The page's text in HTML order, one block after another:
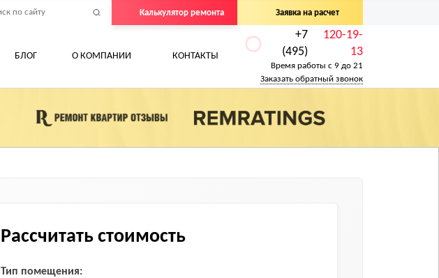
Калькулятор ремонта Заявка на расчет
БЛОГ О КОМПАНИИ КОНТАКТЫ
+7
(495)
120-19-
13
Время работы с 9 до 21
Заказать обратный звонок
Рассчитать стоимость
Тип помещения: